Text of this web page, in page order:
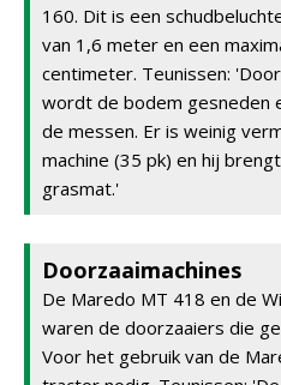
160. Dit is een
van 1,6 meter en een
centimeter. Teunissen:
wordt de bodem gesneden
de messen. Er is weinig
machine (35 pk) en hij
grasmat.'
Doorzaaimachines
De Maredo MT 418 en de
waren de doorzaaiers die
Voor het gebruik van de